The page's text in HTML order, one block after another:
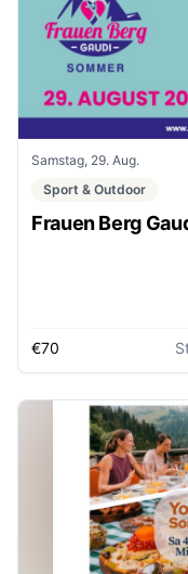
Samstag, 29. Aug.
Sport & Outdoor
Frauen Berg
€70